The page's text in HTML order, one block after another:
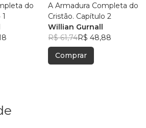
do
A Armadura Completa do
Cristão. Capítulo 2
Willian Gurnall
R$ 61,74R$ 48,88
Comprar